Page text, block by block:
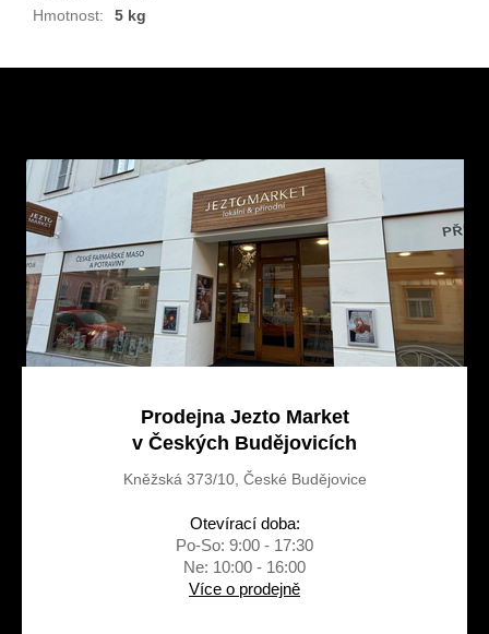
Hmotnost: 5 kg
Prodejna Jezto Market
v Českých Budějovicích
Kněžská 373/10, České Budějovice
Otevírací doba:
Po-So: 9:00 - 17:30
Ne: 10:00 - 16:00
Více o prodejně